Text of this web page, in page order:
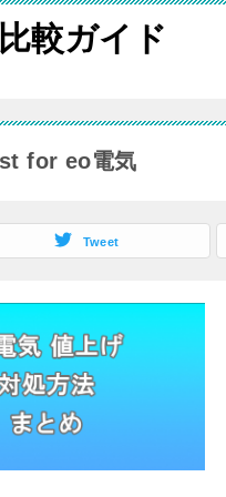
較ガイド
for eo電気
Tweet